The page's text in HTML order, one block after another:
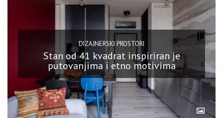
DIZAJNERSKI PROSTORI
Stan od 41 kvadrat inspiriran je
putovanjima i etno motivima